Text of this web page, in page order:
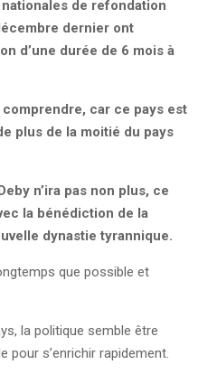
de refondation
dernier ont
d’une durée de 6 mois à
car ce pays est
plus de la moitié du pays
n’ira pas non plus, ce
la bénédiction de la
dynastie tyrannique.
que possible et
la politique semble être
pour s’enrichir rapidement.